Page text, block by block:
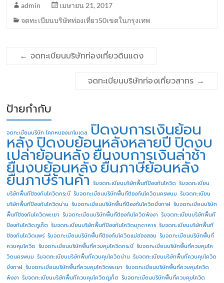
admin
เมษายน 21, 2017
จดทะเบียนบริษัทท่องเที่ยว50เขตในกรุงเทพ
← จดทะเบียนบริษัทท่องเที่ยวดินแดง
จดทะเบียนบริษัทท่องเที่ยวสาทร →
ป้ายกำกับ
จดทะเบียนบริษัท โคกหนองนาโมเดล ปิดงบการเงินย้อน
หลังปิดงบย้อนหลังหลายปี ปิดงบ
เปล่าย้อนหลังยื่นงบการเงินล่าช้า
ยื่นงบย้อนหลังยื่นภาษีย้อนหลัง
ยื่นภาษีร้านค้า รับจดทะเบียนบริษัทพื้นทีป้องกันโควิด รับจดทะเบียน
บริษัทพื้นทีป้องกันโควิดกระบี่ รับจดทะเบียนบริษัทพื้นทีป้องกันโควิดนครพนม รับจดทะเบียน
บริษัทพื้นทีป้องกันโควิดน่าน รับจดทะเบียนบริษัทพื้นทีป้องกันโควิดบึงกาฬ รับจดทะเบียนบริษัท
พื้นทีป้องกันโควิดพะเยา รับจดทะเบียนบริษัทพื้นทีป้องกันโควิดพังงา รับจดทะเบียนบริษัทพื้นที
ป้องกันโควิดภูเก็ต รับจดทะเบียนบริษัทพื้นทีป้องกันโควิดมุกดาหาร รับจดทะเบียนบริษัทพื้นที
ป้องกันโควิดแพร่ รับจดทะเบียนบริษัทพื้นทีป้องกันโควิดแม่ฮ่องสอน รับจดทะเบียนบริษัทพื้นที่
ควบคุมโควิด รับจดทะเบียนบริษัทพื้นที่ควบคุมโควิดกระบี่ รับจดทะเบียนบริษัทพื้นที่ควบคุมโค
วิดนครพนม รับจดทะเบียนบริษัทพื้นที่ควบคุมโควิดน่าน รับจดทะเบียนบริษัทพื้นที่ควบคุมโควิด
บึงกาฬ รับจดทะเบียนบริษัทพื้นที่ควบคุมโควิดพะเยา รับจดทะเบียนบริษัทพื้นที่ควบคุมโควิด
พังงา รับจดทะเบียนบริษัทพื้นที่ควบคุมโควิดภูเก็ต รับจดทะเบียนบริษัทพื้นที่ควบคุมโควิด